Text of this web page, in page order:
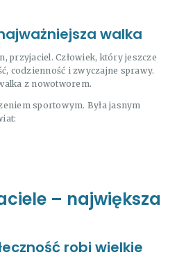
walka
przyjaciel. Człowiek, który jeszcze
codzienność i zwyczajne sprawy.
z nowotworem.
sportowym. Była jasnym
– największa
robi wielkie